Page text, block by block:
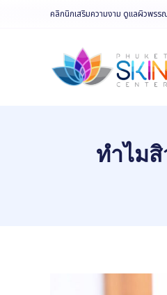
คลิกนิกเสริมความงาม ดูแลผิวพรร
ทำไม